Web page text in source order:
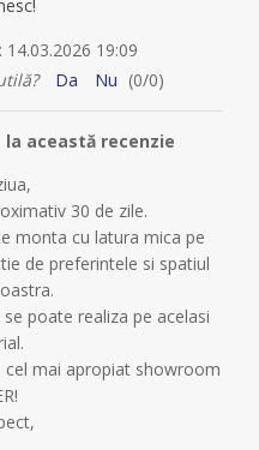
14.03.2026 19:09
Da Nu (0/0)
la această recenzie
30 de zile.
monta cu latura mica pe
de preferintele si spatiul
poate realiza pe acelasi
mai apropiat showroom